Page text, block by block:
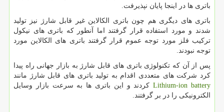
باتری ها در اینجا پایان نپذیرفت.
باتری های دیگری هم چون باتری الکالاین غیر قابل شارژ نیز تولید
شدند و مورد استفاده قرار گرفتند اما آنطور که باتری های نیکول
ترکیب فلز مورد توجه عموم قرار گرفتند باتری های الکالاین مورد
توجه نبودند.
پس از آن که تکنولوژی باتری های قابل شارژ به بازار جهانی راه پیدا
کرد شرکت های متعددی اقدام به تولید باتری های قابل شارژ مانند
Lithium-ion batteryکردند و این باتری ها به سرعت بازار وسایل
الکترونیکی را در بر گرفتند.